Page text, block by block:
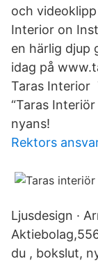
och
Interior on
en härlig djup
idag på
Taras Interior
“Taras
nyans!
Rektors
Ljusdesign ·
du , bokslut,